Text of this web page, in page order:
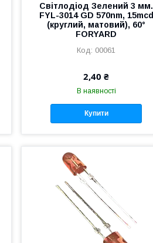
Світлодіод Зелений 3 мм.
FYL-3014 GD 570nm, 15mcd
(круглий, матовий), 60°
FORYARD
00061
2,40 ₴
В наявності
Купити